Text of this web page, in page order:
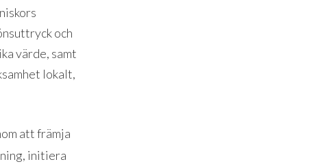
och
värde, samt
lokalt,
att främja
initiera